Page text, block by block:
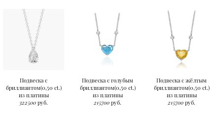
Подвеска с
бриллиантом(0,50 ct.)
из платины
322500 руб.
Подвеска с голубым
бриллиантом(0,50 ct.)
из платины
215700 руб.
Подвеска с жёлтым
бриллиантом(0,50 ct.)
из платины
215700 руб.